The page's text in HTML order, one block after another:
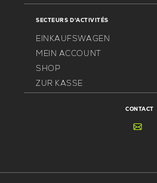
SECTEURS D'ACTIVITÉS
EINKAUFSWAGEN
MEIN ACCOUNT
SHOP
ZUR KASSE
CONTACT